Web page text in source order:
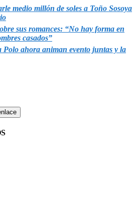
medio millón de soles a Toño Sosoya
sus romances: “No hay forma en
casados”
Polo ahora animan evento juntas y la